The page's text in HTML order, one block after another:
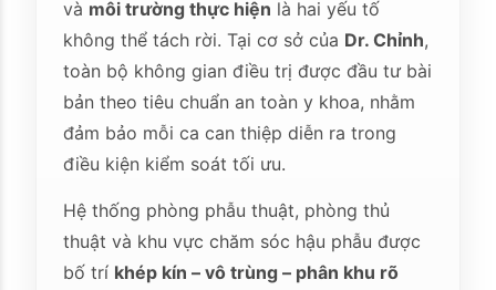
và môi trường thực hiện là hai yếu tố
không thể tách rời. Tại cơ sở của Dr. Chỉnh,
toàn bộ không gian điều trị được đầu tư bài
bản theo tiêu chuẩn an toàn y khoa, nhằm
đảm bảo mỗi ca can thiệp diễn ra trong
điều kiện kiểm soát tối ưu.
Hệ thống phòng phẫu thuật, phòng thủ
thuật và khu vực chăm sóc hậu phẫu được
bố trí khép kín – vô trùng – phân khu rõ